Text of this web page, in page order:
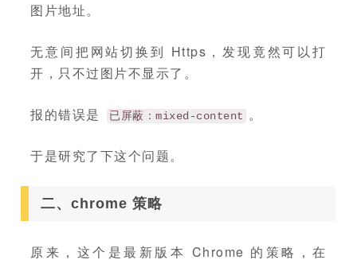
图片地址。
无意间把网站切换到 Https，发现竟然可以打
开，只不过图片不显示了。
报的错误是 已屏蔽：mixed-content 。
于是研究了下这个问题。
二、chrome 策略
原来，这个是最新版本 Chrome 的策略，在